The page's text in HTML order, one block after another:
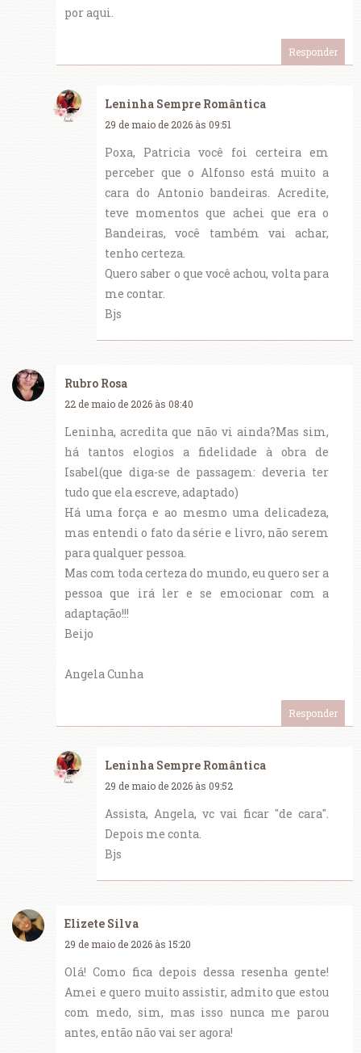
por aqui.
Responder
Leninha Sempre Romântica
29 de maio de 2026 às 09:51
Poxa, Patricia você foi certeira em
perceber que o Alfonso está muito a
cara do Antonio bandeiras. Acredite,
teve momentos que achei que era o
Bandeiras, você também vai achar,
tenho certeza.
Quero saber o que você achou, volta para
me contar.
Bjs
Rubro Rosa
22 de maio de 2026 às 08:40
Leninha, acredita que não vi ainda?Mas sim,
há tantos elogios a fidelidade à obra de
Isabel(que diga-se de passagem: deveria ter
tudo que ela escreve, adaptado)
Há uma força e ao mesmo uma delicadeza,
mas entendi o fato da série e livro, não serem
para qualquer pessoa.
Mas com toda certeza do mundo, eu quero ser a
pessoa que irá ler e se emocionar com a
adaptação!!!
Beijo
Angela Cunha
Responder
Leninha Sempre Romântica
29 de maio de 2026 às 09:52
Assista, Angela, vc vai ficar "de cara".
Depois me conta.
Bjs
Elizete Silva
29 de maio de 2026 às 15:20
Olá! Como fica depois dessa resenha gente!
Amei e quero muito assistir, admito que estou
com medo, sim, mas isso nunca me parou
antes, então não vai ser agora!